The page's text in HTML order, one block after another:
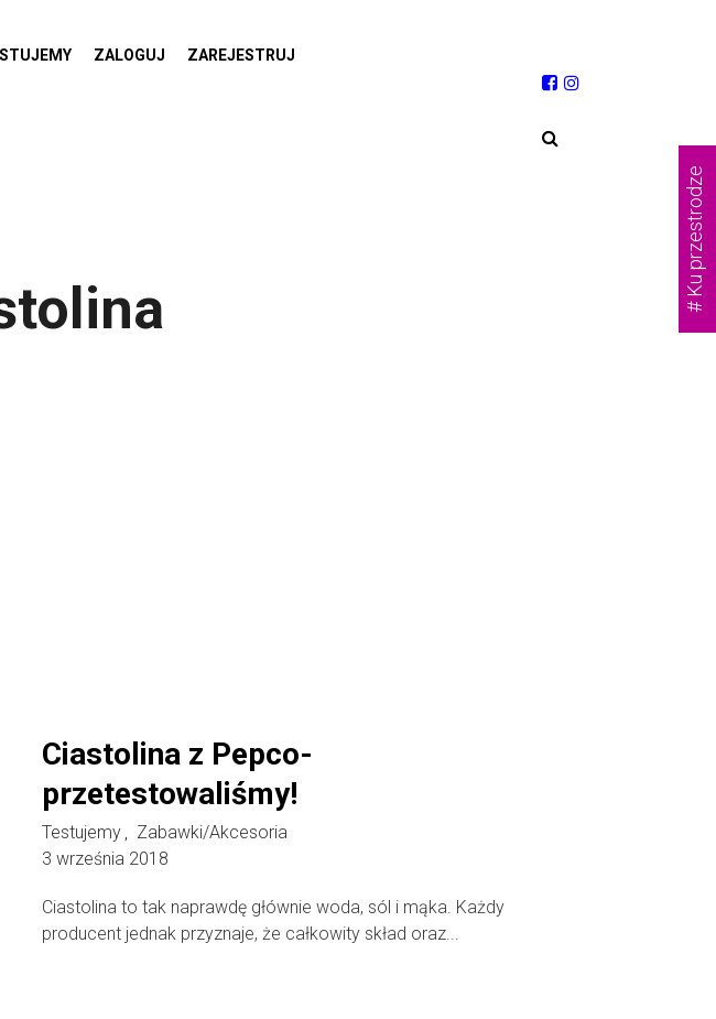
ZALOGUJ ZAREJESTRUJ
Ciastolina z Pepco-
przetestowaliśmy!
Testujemy
Zabawki/Akcesoria
3 września 2018
Ciastolina to tak naprawdę głównie woda, sól i mąka. Każdy
producent jednak przyznaje, że całkowity skład oraz...
# Ku przestrodze